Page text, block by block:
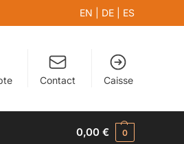
EN DE ES
Contact Caisse
0,00€ 0